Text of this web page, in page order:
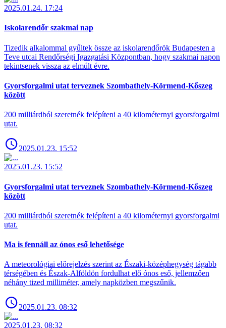
2025.01.24. 17:24
Iskolarendőr szakmai nap
Tizedik alkalommal gyűltek össze az iskolarendőrök Budapesten a
Teve utcai Rendőrségi Igazgatási Központban, hogy szakmai napon
tekintsenek vissza az elmúlt évre.
Gyorsforgalmi utat terveznek Szombathely-Körmend-Kőszeg
között
200 milliárdból szeretnék felépíteni a 40 kilométernyi gyorsforgalmi
utat.
2025.01.23. 15:52
2025.01.23. 15:52
Gyorsforgalmi utat terveznek Szombathely-Körmend-Kőszeg
között
200 milliárdból szeretnék felépíteni a 40 kilométernyi gyorsforgalmi
utat.
Ma is fennáll az ónos eső lehetősége
A meteorológiai előrejelzés szerint az Északi-középhegység tágabb
térségében és Észak-Alföldön fordulhat elő ónos eső, jellemzően
néhány tized milliméter, amely napközben megszűnik.
2025.01.23. 08:32
2025.01.23. 08:32